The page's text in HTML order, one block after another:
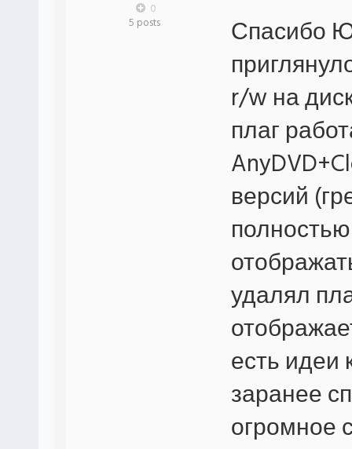
0
5 posts
Спасибо
r/w на
плаг
версий
удалял
есть идеи
заранее
огромное